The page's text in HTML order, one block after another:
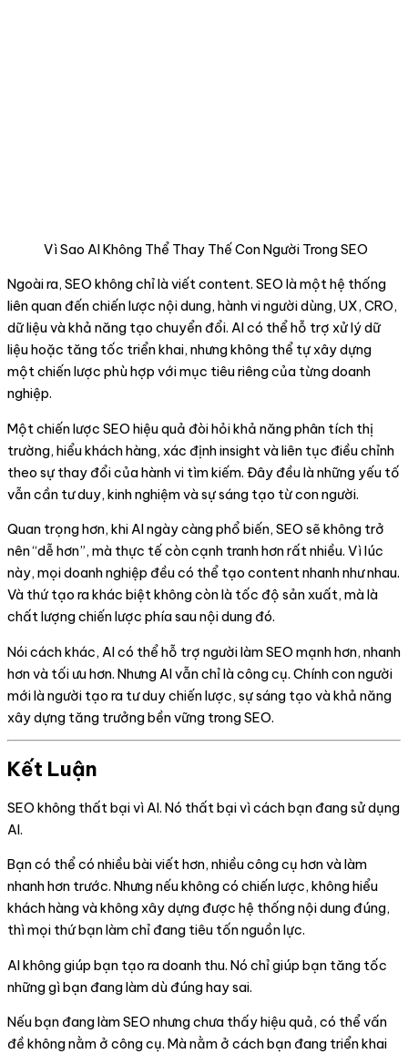
Vì Sao AI Không Thể Thay Thế Con Người Trong SEO
Ngoài ra, SEO không chỉ là viết content. SEO là một hệ thống
liên quan đến chiến lược nội dung, hành vi người dùng, UX, CRO,
dữ liệu và khả năng tạo chuyển đổi. AI có thể hỗ trợ xử lý dữ
liệu hoặc tăng tốc triển khai, nhưng không thể tự xây dựng
một chiến lược phù hợp với mục tiêu riêng của từng doanh
nghiệp.
Một chiến lược SEO hiệu quả đòi hỏi khả năng phân tích thị
trường, hiểu khách hàng, xác định insight và liên tục điều chỉnh
theo sự thay đổi của hành vi tìm kiếm. Đây đều là những yếu tố
vẫn cần tư duy, kinh nghiệm và sự sáng tạo từ con người.
Quan trọng hơn, khi AI ngày càng phổ biến, SEO sẽ không trở
nên “dễ hơn”, mà thực tế còn cạnh tranh hơn rất nhiều. Vì lúc
này, mọi doanh nghiệp đều có thể tạo content nhanh như nhau.
Và thứ tạo ra khác biệt không còn là tốc độ sản xuất, mà là
chất lượng chiến lược phía sau nội dung đó.
Nói cách khác, AI có thể hỗ trợ người làm SEO mạnh hơn, nhanh
hơn và tối ưu hơn. Nhưng AI vẫn chỉ là công cụ. Chính con người
mới là người tạo ra tư duy chiến lược, sự sáng tạo và khả năng
xây dựng tăng trưởng bền vững trong SEO.
Kết Luận
SEO không thất bại vì AI. Nó thất bại vì cách bạn đang sử dụng
AI.
Bạn có thể có nhiều bài viết hơn, nhiều công cụ hơn và làm
nhanh hơn trước. Nhưng nếu không có chiến lược, không hiểu
khách hàng và không xây dựng được hệ thống nội dung đúng,
thì mọi thứ bạn làm chỉ đang tiêu tốn nguồn lực.
AI không giúp bạn tạo ra doanh thu. Nó chỉ giúp bạn tăng tốc
những gì bạn đang làm dù đúng hay sai.
Nếu bạn đang làm SEO nhưng chưa thấy hiệu quả, có thể vấn
đề không nằm ở công cụ. Mà nằm ở cách bạn đang triển khai